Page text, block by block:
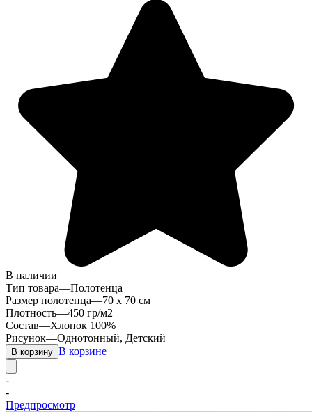
В наличии
Тип товара—Полотенца
Размер полотенца—70 х 70 см
Плотность—450 гр/м2
Состав—Хлопок 100%
Рисунок—Однотонный, Детский
В корзину В корзине
-
-
Предпросмотр